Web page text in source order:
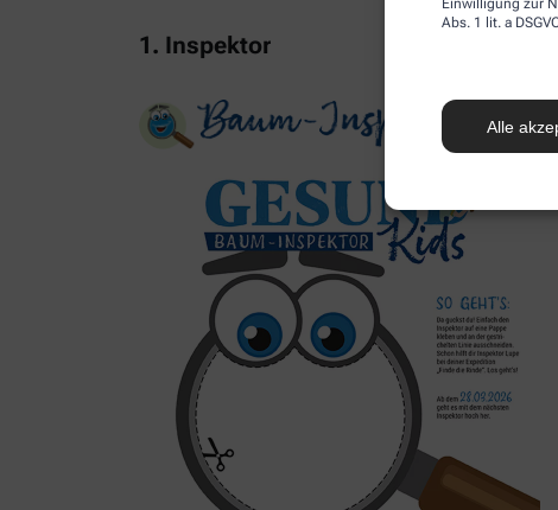
Einwilligung zur
Abs. 1 lit. a
Alle
1. Inspektor